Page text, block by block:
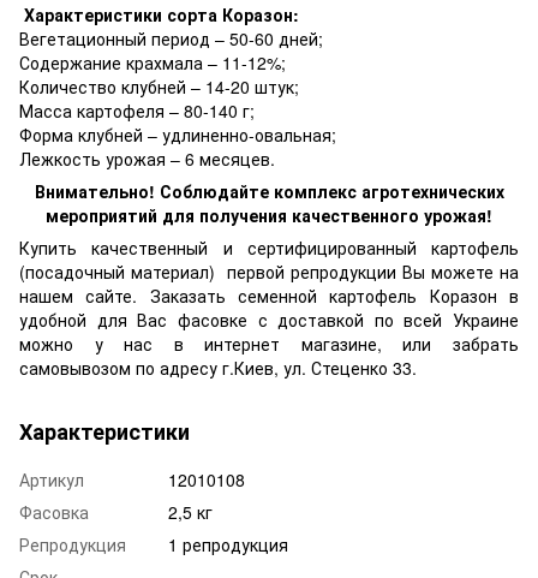
Характеристики сорта Коразон:
Вегетационный период – 50-60 дней;
Содержание крахмала – 11-12%;
Количество клубней – 14-20 штук;
Масса картофеля – 80-140 г;
Форма клубней – удлиненно-овальная;
Лежкость урожая – 6 месяцев.
Внимательно! Соблюдайте комплекс агротехнических
мероприятий для получения качественного урожая!
Купить качественный и сертифицированный картофель
(посадочный материал) первой репродукции Вы можете на
нашем сайте. Заказать семенной картофель Коразон в
удобной для Вас фасовке с доставкой по всей Украине
можно у нас в интернет магазине, или забрать
самовывозом по адресу г.Киев, ул. Стеценко 33.
Характеристики
Артикул
12010108
Фасовка
2,5 кг
Репродукция
1 репродукция